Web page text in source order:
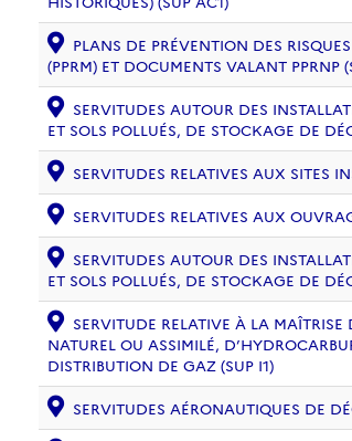
PLANS DE PRÉVENTION DES
(PPRM) ET DOCUMENTS VALANT PPRNP
SERVITUDES AUTOUR DES
ET SOLS POLLUÉS, DE STOCKAGE DE
SERVITUDES RELATIVES AUX SITES
SERVITUDES RELATIVES AUX
SERVITUDES AUTOUR DES
ET SOLS POLLUÉS, DE STOCKAGE DE
SERVITUDE RELATIVE À LA
NATUREL OU ASSIMILÉ,
DISTRIBUTION DE GAZ (SUP I1)
SERVITUDES AÉRONAUTIQUES DE